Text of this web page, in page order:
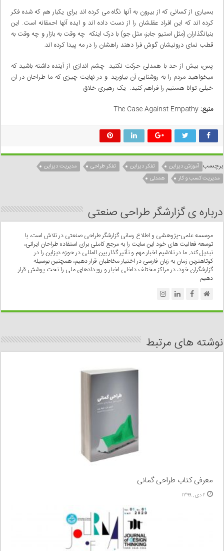
بسیاری از کسانی که از بیرون به آنها نگاه می کرده اند برای یکبار هم که شده فکر
کرده اند که این افراد عقلشان را از دست داده اند و ایده آنها احمقانه است. این
بنیانگذاران (مثل استیو جابز، مثل جو) با درک اینکه چه وقت به بازار و چه وقت به
قطب نمای درونیشان گوش فرا دهند راهشان را در مه پیدا کرده اند.
پس، بیش از حد با همدلی حرکت نکنید. چشم اندازی از آینده داشته باشید که
میخواهید مردم را به روشنایی آن بیاورید. و در نهایت چیزی که ما طراحان در ان
خیلی توانا هستیم را فراهم کنید: یک رهبری خلاق
منبع: The Case Against Empathy
برچسب آموزش دیزاین تفکر دیزاین تفکر طراحی
مدیریت دیزاین
مدیریت کسب و کار
همدلی
درباره ی گزارشگر طراحی صنعتی
موسسه علمی-پژوهشی و اطلاع رسانی گزارشگر طراحی صنعتی در تلاش است، با
توسعه فعالیت های خود این سایت را به مرجع کاملی برای استفاده طراحان ایرانی،
تبدیل کند. ما در تلاشیم اخبار مهم و تأثیر گذار بین المللی در حوزه دیزاین را در
کوتاهترین زمان به زبان فارسی در اختیار مخاطبان قرار دهیم، همچنین بوسیله
گزارشگران خود، در مراکز مختلف داخلی اخبار و رویدادهای ملی را تحت پوشش قرار
دهیم.
نوشته های مرتبط
معرفی کتاب طراحی گمانی
۲ دی, ۱۳۹۹